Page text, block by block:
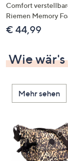
um
diese
anzuzeigen.
Comfort
Riemen Memory
€ 44,99
Wie
Mehr sehen